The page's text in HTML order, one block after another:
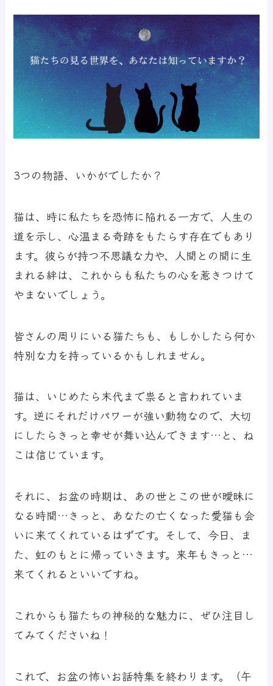
3つの物語、いかがでしたか？
猫は、時に私たちを恐怖に陥れる一方で、人生の
道を示し、心温まる奇跡をもたらす存在でもあり
ます。彼らが持つ不思議な力や、人間との間に生
まれる絆は、これからも私たちの心を惹きつけて
やまないでしょう。
皆さんの周りにいる猫たちも、もしかしたら何か
特別な力を持っているかもしれません。
猫は、いじめたら末代まで祟ると言われていま
す。逆にそれだけパワーが強い動物なので、大切
にしたらきっと幸せが舞い込んできます…と、ね
こは信じています。
それに、お盆の時期は、あの世とこの世が曖昧に
なる時間…きっと、あなたの亡くなった愛猫も会
いに来てくれているはずです。そして、今日、ま
た、虹のもとに帰っていきます。来年もきっと…
来てくれるといいですね。
これからも猫たちの神秘的な魅力に、ぜひ注目し
てみてくださいね！
これで、お盆の怖いお話特集を終わります。（午